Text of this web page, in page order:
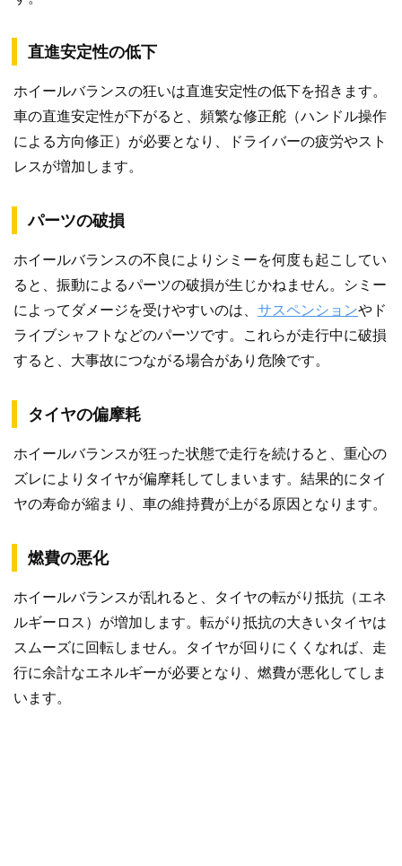
直進安定性の低下
ホイールバランスの狂いは直進安定性の低下を招きます。
車の直進安定性が下がると、頻繁な修正舵（ハンドル操作
による方向修正）が必要となり、ドライバーの疲労やスト
レスが増加します。
パーツの破損
ホイールバランスの不良によりシミーを何度も起こしてい
ると、振動によるパーツの破損が生じかねません。シミー
によってダメージを受けやすいのは、 サスペンションやド
ライブシャフトなどのパーツです。これらが走行中に破損
すると、大事故につながる場合があり危険です。
タイヤの偏摩耗
ホイールバランスが狂った状態で走行を続けると、重心の
ズレによりタイヤが偏摩耗してしまいます。結果的にタイ
ヤの寿命が縮まり、車の維持費が上がる原因となります。
燃費の悪化
ホイールバランスが乱れると、タイヤの転がり抵抗（エネ
ルギーロス）が増加します。転がり抵抗の大きいタイヤは
スムーズに回転しません。タイヤが回りにくくなれば、走
行に余計なエネルギーが必要となり、燃費が悪化してしま
います。